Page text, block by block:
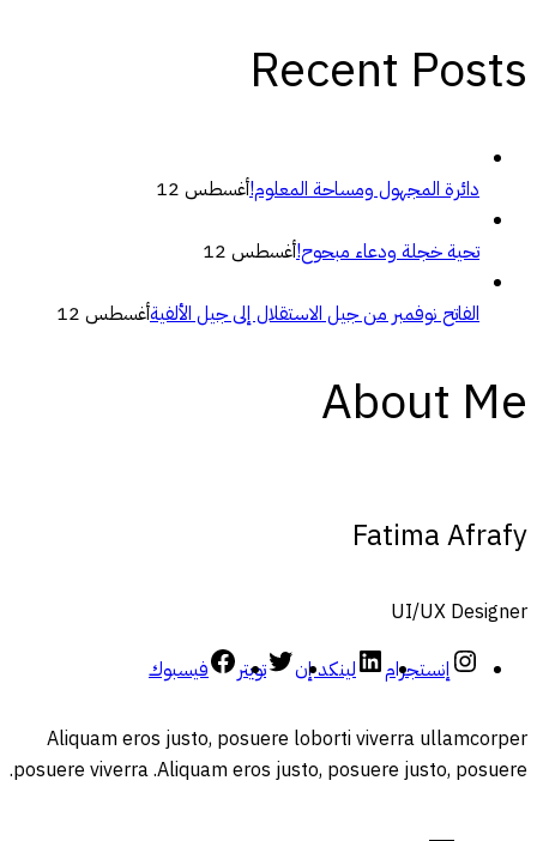
Recent Posts
دائرة المجهول ومساحة المعلوم!أغسطس 12
تحية خجلة ودعاء مبحوح!أغسطس 12
الفاتح نوفمبر من جيل الاستقلال إلى جيل الألفيةأغسطس 12
About Me
Fatima Afrafy
UI/UX Designer
إنستجرام
لينكد إن تويتر فيسبوك
Aliquam eros justo, posuere loborti viverra ullamcorper
posuere viverra .Aliquam eros justo, posuere justo, posuere.